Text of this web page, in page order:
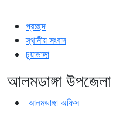
প্রচ্ছদ
স্থানীয় সংবাদ
চুয়াডাঙ্গা
আলমডাঙ্গা
আলমডাঙ্গা অফিস